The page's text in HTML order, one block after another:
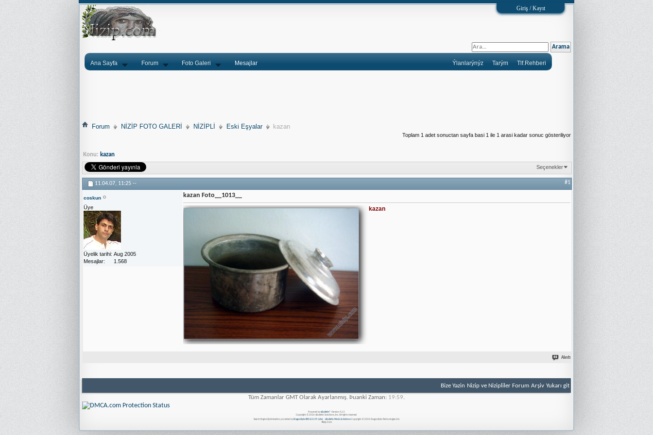
Giriş / Kayıt
Ana Sayfa Forum Foto Galeri Mesajlar Tlf.Rehberi
Tarým
Ýlanlarýnýz
Forum NİZİP FOTO GALERİ NİZİPLİ Eski Eşyalar kazan
Toplam 1 adet sonuctan sayfa basi 1 ile 1 arasi kadar sonuc gösteriliyor
Konu: kazan
Seçenekler
11.04.07, 11:25 -- #1
coskun
Üye
Üyelik tarihi Aug 2005
Mesajlar
1.568
kazan Foto__1013__
kazan
Alıntı
Bize Yazin Nizip ve Nizipliler Forum Arşiv Yukarı git
Tüm Zamanlar GMT Olarak Ayarlanmış. Þuanki Zaman: 19:59.
Powered by vBulletin® Version 4.2.5
Copyright © 2026 vBulletin Solutions, Inc. All rights reserved.
Search Engine Optimisation provided by DragonByte SEO v2.0.39 (Lite)- vBulletin Mods & AddonsCopyright © 2026 DragonByte Technologies Ltd.
Nizip.Com